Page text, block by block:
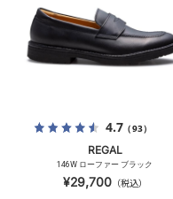
4.7（93）
REGAL
146W ローファー ブラック
¥29,700（税込）